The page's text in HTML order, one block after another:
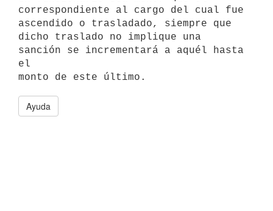
correspondiente al cargo del cual fue
ascendido o trasladado, siempre que
dicho traslado no implique una
sanción se incrementará a aquél hasta
el
Ayuda